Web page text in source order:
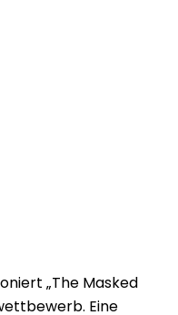
„The Masked
Eine